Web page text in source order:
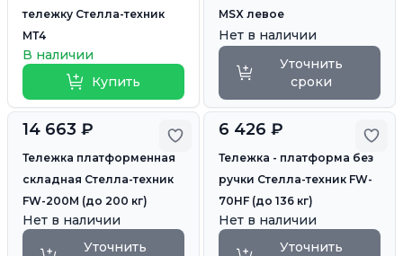
тележку Стелла-техник
МТ4
В наличии
Купить
MSX левое
Нет в наличии
Уточнить
сроки
Добавить в избранное
14 663 ₽
Тележка платформенная
складная Стелла-техник
FW-200M (до 200 кг)
Нет в наличии
Уточнить
6 426 ₽
Тележка - платформа без
ручки Стелла-техник FW-
70HF (до 136 кг)
Нет в наличии
Уточнить